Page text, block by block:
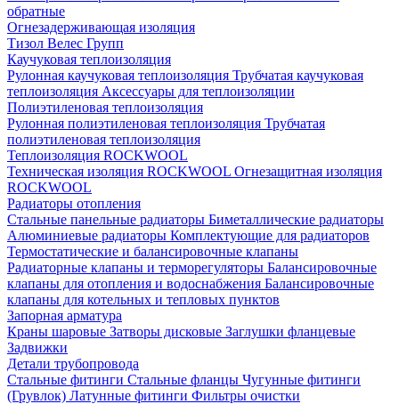
обратные
Огнезадерживающая изоляция
Тизол Велес Групп
Каучуковая теплоизоляция
Рулонная каучуковая теплоизоляция Трубчатая каучуковая
теплоизоляция Аксессуары для теплоизоляции
Полиэтиленовая теплоизоляция
Рулонная полиэтиленовая теплоизоляция Трубчатая
полиэтиленовая теплоизоляция
Теплоизоляция ROCKWOOL
Техническая изоляция ROCKWOOL Огнезащитная изоляция
ROCKWOOL
Радиаторы отопления
Стальные панельные радиаторы Биметаллические радиаторы
Алюминиевые радиаторы Комплектующие для радиаторов
Термостатические и балансировочные клапаны
Радиаторные клапаны и терморегуляторы Балансировочные
клапаны для отопления и водоснабжения Балансировочные
клапаны для котельных и тепловых пунктов
Запорная арматура
Краны шаровые Затворы дисковые Заглушки фланцевые
Задвижки
Детали трубопровода
Стальные фитинги Стальные фланцы Чугунные фитинги
(Грувлок) Латунные фитинги Фильтры очистки